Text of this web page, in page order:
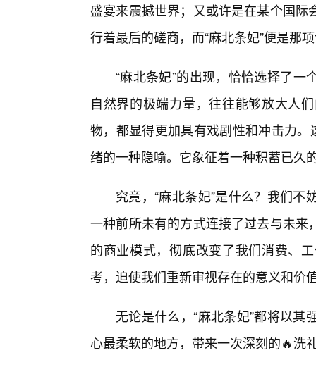
盛宴来震撼世界；又或许是在某个国
行着最后的磋商，而“麻北条妃”便是那
“麻北条妃”的出现，恰恰选择了
自然界的极端力量，往往能够放大人
物，都显得更加具有戏剧性和冲击力
绪的一种隐喻。它象征着一种积蓄已久
究竟，“麻北条妃”是什么？我们
一种前所未有的方式连接了过去与未
的商业模式，彻底改变了我们消费、
考，迫使我们重新审视存在的意义和价
无论是什么，“麻北条妃”都将以
心最柔软的地方，带来一次深刻的🔥洗